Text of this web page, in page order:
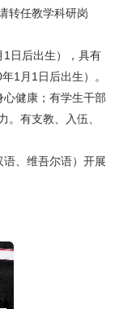
转任教学科研岗
日后出生），具有
1月1日后出生）。
健康；有学生干部
。有支教、入伍、
、维吾尔语）开展